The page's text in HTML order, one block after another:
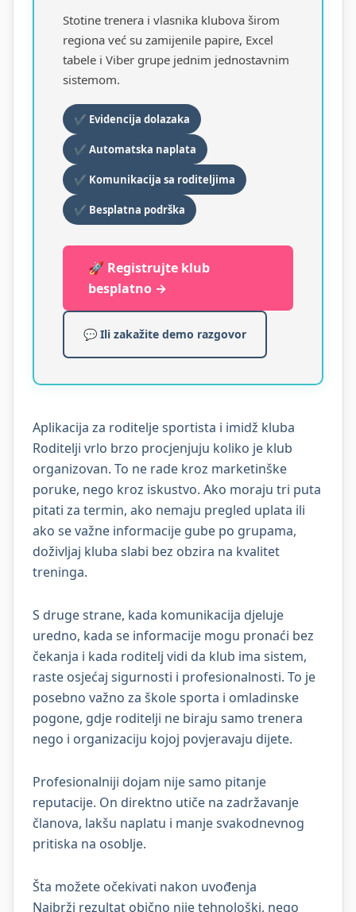
Stotine trenera i vlasnika klubova širom
regiona već su zamijenile papire, Excel
tabele i Viber grupe jednim jednostavnim
sistemom.
✔ Evidencija dolazaka
✔ Automatska naplata
✔ Komunikacija sa roditeljima
✔ Besplatna podrška
🚀 Registrujte klub
besplatno →
💬 Ili zakažite demo razgovor
Aplikacija za roditelje sportista i imidž kluba
Roditelji vrlo brzo procjenjuju koliko je klub
organizovan. To ne rade kroz marketinške
poruke, nego kroz iskustvo. Ako moraju tri puta
pitati za termin, ako nemaju pregled uplata ili
ako se važne informacije gube po grupama,
doživljaj kluba slabi bez obzira na kvalitet
treninga.
S druge strane, kada komunikacija djeluje
uredno, kada se informacije mogu pronaći bez
čekanja i kada roditelj vidi da klub ima sistem,
raste osjećaj sigurnosti i profesionalnosti. To je
posebno važno za škole sporta i omladinske
pogone, gdje roditelji ne biraju samo trenera
nego i organizaciju kojoj povjeravaju dijete.
Profesionalniji dojam nije samo pitanje
reputacije. On direktno utiče na zadržavanje
članova, lakšu naplatu i manje svakodnevnog
pritiska na osoblje.
Šta možete očekivati nakon uvođenja
Najbrži rezultat obično nije tehnološki, nego